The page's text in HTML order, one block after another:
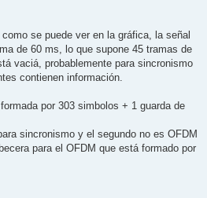
se puede ver en la gráfica, la señal
de 60 ms, lo que supone 45 tramas de
vaciá, probablemente para sincronismo
contienen información.
por 303 simbolos + 1 guarda de
sincronismo y el segundo no es OFDM
para el OFDM que está formado por